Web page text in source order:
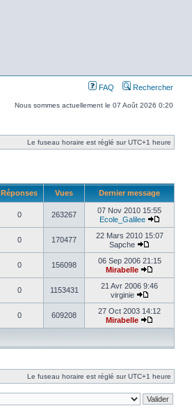
FAQ Rechercher
Nous sommes actuellement le 07 Août 2026 0:20
Le fuseau horaire est réglé sur UTC+1 heure
Réponses Vues Dernier message
0 263267
07 Nov 2010 15:55
Ecole_Galilee
0 170477
22 Mars 2010 15:07
Sapche
0 156098
06 Sep 2006 21:15
Mirabelle
0 1153431
21 Avr 2006 9:46
virginie
0 609208
27 Oct 2003 14:12
Mirabelle
Le fuseau horaire est réglé sur UTC+1 heure